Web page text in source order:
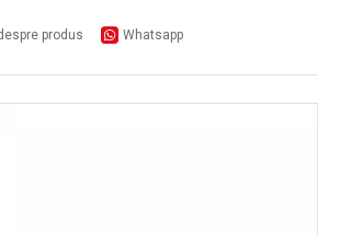
produs Whatsapp